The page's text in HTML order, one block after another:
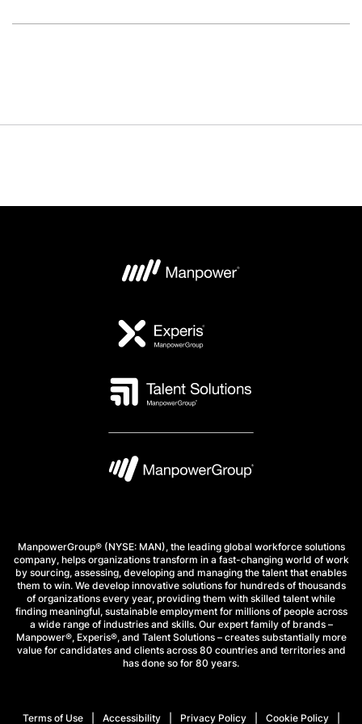
ManpowerGroup® (NYSE: MAN), the leading global workforce solutions
company, helps organizations transform in a fast-changing world of work
by sourcing, assessing, developing and managing the talent that enables
them to win. We develop innovative solutions for hundreds of thousands
of organizations every year, providing them with skilled talent while
finding meaningful, sustainable employment for millions of people across
a wide range of industries and skills. Our expert family of brands –
Manpower®, Experis®, and Talent Solutions – creates substantially more
value for candidates and clients across 80 countries and territories and
has done so for 80 years.
Terms of Use Accessibility Privacy Policy Cookie Policy